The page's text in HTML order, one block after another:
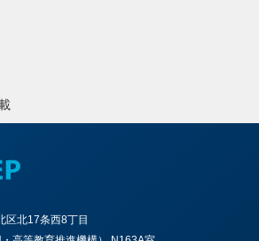
区北17条西8丁目